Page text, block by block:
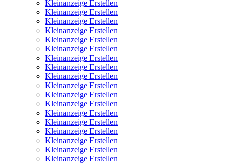
Kleinanzeige Erstellen
Kleinanzeige Erstellen
Kleinanzeige Erstellen
Kleinanzeige Erstellen
Kleinanzeige Erstellen
Kleinanzeige Erstellen
Kleinanzeige Erstellen
Kleinanzeige Erstellen
Kleinanzeige Erstellen
Kleinanzeige Erstellen
Kleinanzeige Erstellen
Kleinanzeige Erstellen
Kleinanzeige Erstellen
Kleinanzeige Erstellen
Kleinanzeige Erstellen
Kleinanzeige Erstellen
Kleinanzeige Erstellen
Kleinanzeige Erstellen